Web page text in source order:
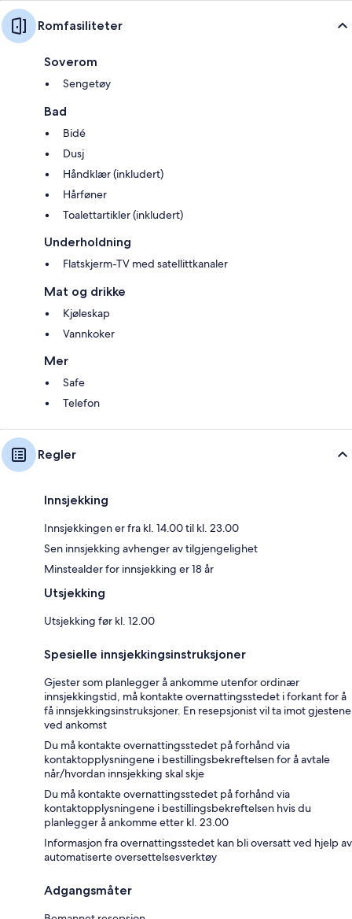
Romfasiliteter
Soverom
Sengetøy
Bad
Bidé
Dusj
Håndklær (inkludert)
Hårføner
Toalettartikler (inkludert)
Underholdning
Flatskjerm-TV med satellittkanaler
Mat og drikke
Kjøleskap
Vannkoker
Mer
Safe
Telefon
Regler
Innsjekking
Innsjekkingen er fra kl. 14.00 til kl. 23.00
Sen innsjekking avhenger av tilgjengelighet
Minstealder for innsjekking er 18 år
Utsjekking
Utsjekking før kl. 12.00
Spesielle innsjekkingsinstruksjoner
Gjester som planlegger å ankomme utenfor ordinær
innsjekkingstid, må kontakte overnattingsstedet i forkant for å
få innsjekkingsinstruksjoner. En resepsjonist vil ta imot gjestene
ved ankomst
Du må kontakte overnattingsstedet på forhånd via
kontaktopplysningene i bestillingsbekreftelsen for å avtale
når/hvordan innsjekking skal skje
Du må kontakte overnattingsstedet på forhånd via
kontaktopplysningene i bestillingsbekreftelsen hvis du
planlegger å ankomme etter kl. 23.00
Informasjon fra overnattingsstedet kan bli oversatt ved hjelp av
automatiserte oversettelsesverktøy
Adgangsmåter